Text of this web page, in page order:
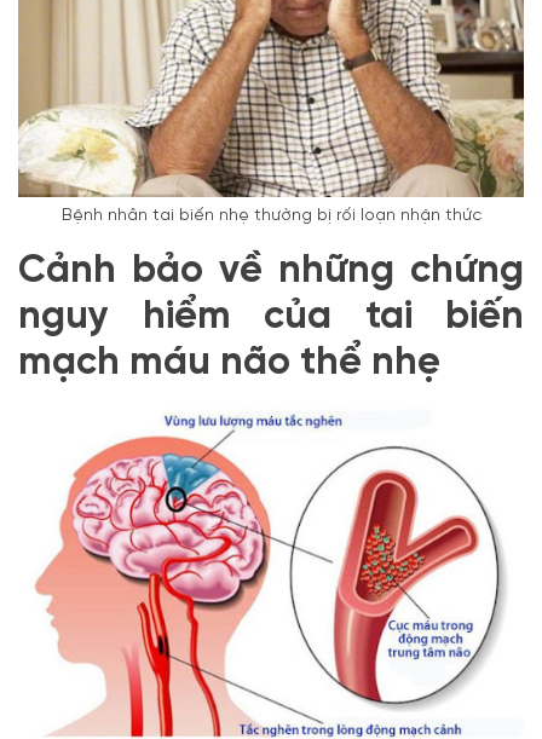
Bệnh nhân tai biến nhẹ thường bị rối loạn nhận thức
Cảnh bảo về những chứng
nguy hiểm của tai biến
mạch máu não thể nhẹ